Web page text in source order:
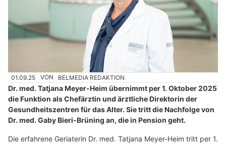
01.09.25 VON BELMEDIA REDAKTION
Dr. med. Tatjana Meyer-Heim übernimmt per 1. Oktober 2025
die Funktion als Chefärztin und ärztliche Direktorin der
Gesundheitszentren für das Alter. Sie tritt die Nachfolge von
Dr. med. Gaby Bieri-Brüning an, die in Pension geht.
Die erfahrene Geriaterin Dr. med. Tatjana Meyer-Heim tritt per 1.